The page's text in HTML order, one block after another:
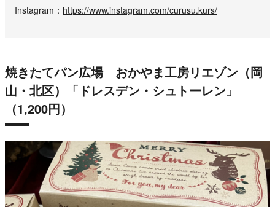
Instagram
https://www.instagram.com/curusu.kurs/
焼きたてパン広場 おかやま工房リエゾン（岡
山・北区）「ドレスデン・シュトーレン」
（1,200円）